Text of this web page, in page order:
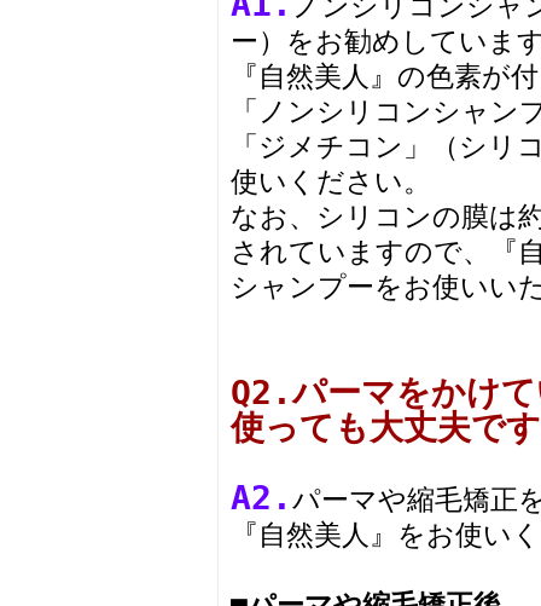
ー）をお勧めしていま
『自然美人』の色素が
「ノンシリコンシャン
「ジメチコン」（シリ
使いください。
なお、シリコンの膜は
されていますので、『
シャンプーをお使いい
Q2.パーマをかけ
使っても大丈夫で
A2. パーマや縮毛矯正
『自然美人』をお使い